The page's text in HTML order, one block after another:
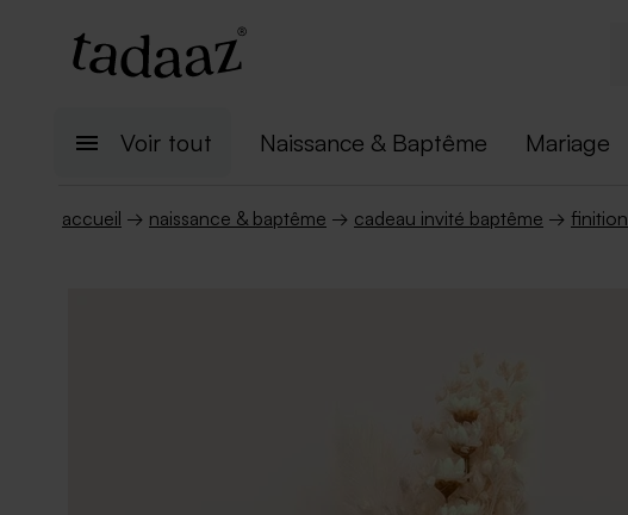
Voir tout Naissance & Baptême Mariage
accueil → naissance & baptême → cadeau invité baptême → finition